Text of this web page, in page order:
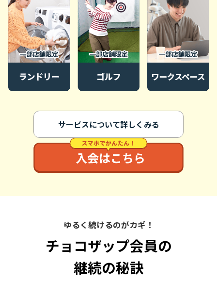
サービスについて詳しくみる
ゆるく続けるのがカギ！
チョコザップ会員の
継続の秘訣